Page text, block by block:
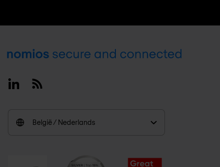
Footer
LinkedinRSS
België / Nederlands